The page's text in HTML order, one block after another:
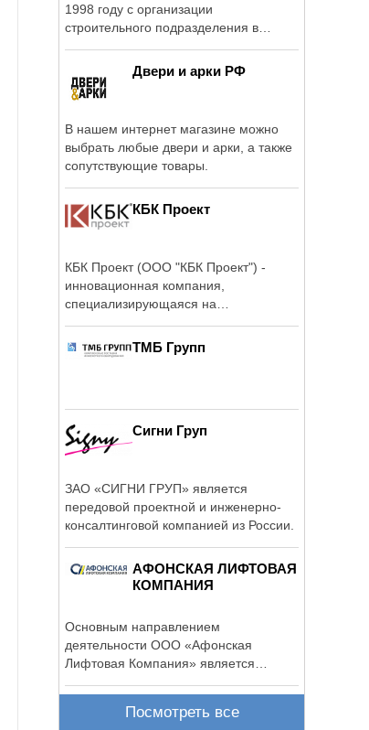
1998 году с организации
строительного подразделения в
Двери и арки РФ
В нашем интернет магазине можно
выбрать любые двери и арки, а также
сопутствующие товары.
КБК Проект
КБК Проект (ООО "КБК Проект") -
инновационная компания,
специализирующаяся на
ТМБ Групп
Сигни Груп
ЗАО «СИГНИ ГРУП» является
передовой проектной и инженерно-
консалтинговой компанией из России.
АФОНСКАЯ ЛИФТОВАЯ
КОМПАНИЯ
Основным направлением
деятельности ООО «Афонская
Лифтовая Компания» является
Посмотреть все